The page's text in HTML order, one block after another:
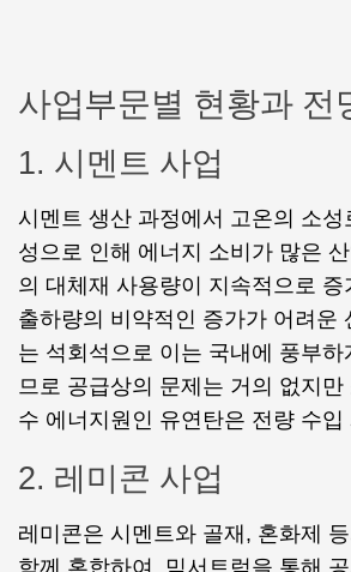
사업부문별 현황과 전
1. 시멘트 사업
시멘트 생산 과정에서 고온의 소성
성으로 인해 에너지 소비가 많은
의 대체재 사용량이 지속적으로
출하량의 비약적인 증가가 어려운
는 석회석으로 이는 국내에 풍부
므로 공급상의 문제는 거의 없지만
수 에너지원인 유연탄은 전량 수입
2. 레미콘 사업
레미콘은 시멘트와 골재, 혼화제
함께 혼합하여, 믹서트럭을 통해